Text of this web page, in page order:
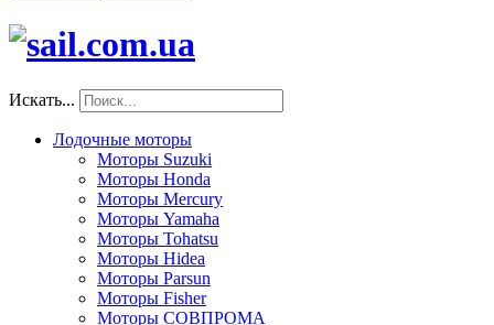
Искать...
Лодочные моторы
Моторы Suzuki
Моторы Honda
Моторы Mercury
Моторы Yamaha
Моторы Tohatsu
Моторы Hidea
Моторы Parsun
Моторы Fisher
Моторы СОВПРОМА